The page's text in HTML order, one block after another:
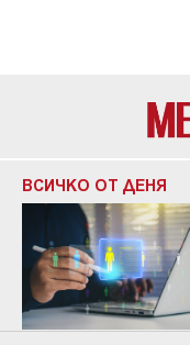
ВСИЧКО ОТ ДЕНЯ